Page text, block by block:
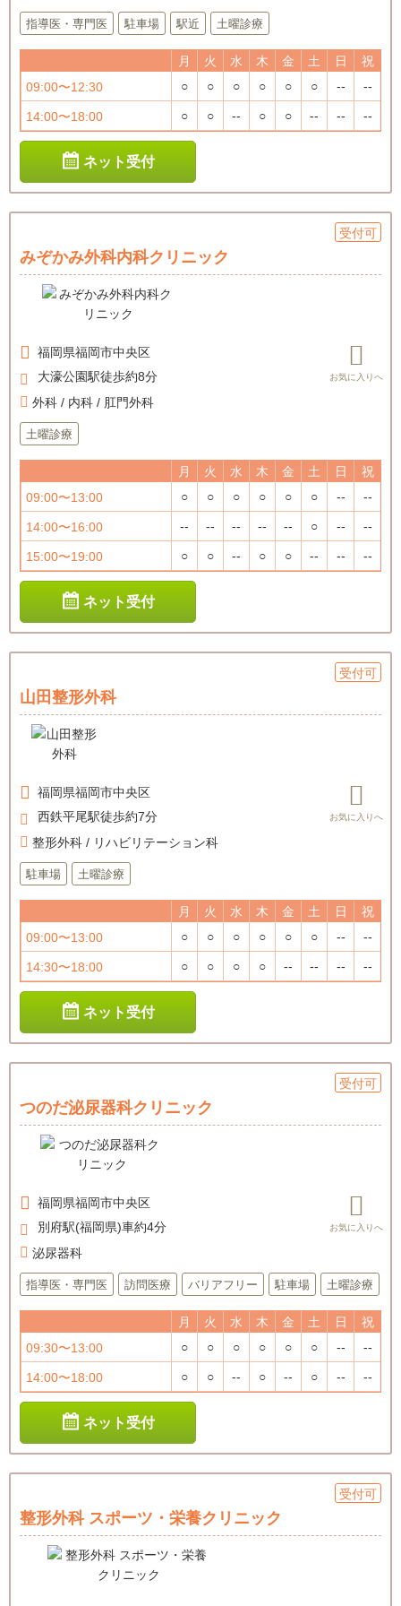
指導医・専門医 駐車場 駅近 土曜診療
月 火 水 木 金 土 日
祝
09:00〜12:30
○ ○ ○ ○ ○ ○ -- --
14:00〜18:00 ○ ○ -- ○ ○ -- -- --
ネット受付
受付可
みぞかみ外科内科クリニック
福岡県福岡市中央区
大濠公園駅徒歩約8分
外科 / 内科 / 肛門外科
土曜診療
月 火 水 木 金 土 日
祝
09:00〜13:00
○ ○ ○ ○ ○ ○ -- --
14:00〜16:00 -- -- -- -- -- ○ -- --
15:00〜19:00 ○ ○ -- ○ ○ -- -- --
ネット受付
受付可
山田整形外科
福岡県福岡市中央区
西鉄平尾駅徒歩約7分
整形外科 / リハビリテーション科
駐車場 土曜診療
月 火 水 木 金 土 日
祝
09:00〜13:00
○ ○ ○ ○ ○ ○ -- --
14:30〜18:00 ○ ○ ○ ○ -- -- -- --
ネット受付
受付可
つのだ泌尿器科クリニック
福岡県福岡市中央区
別府駅(福岡県)車約4分
泌尿器科
指導医・専門医 訪問医療 バリアフリー 駐車場 土曜診療
月 火 水 木 金 土 日
祝
09:30〜13:00
○ ○ ○ ○ ○ ○ -- --
14:00〜18:00 ○ ○ -- ○ -- ○ -- --
ネット受付
受付可
整形外科 スポーツ・栄養クリニック